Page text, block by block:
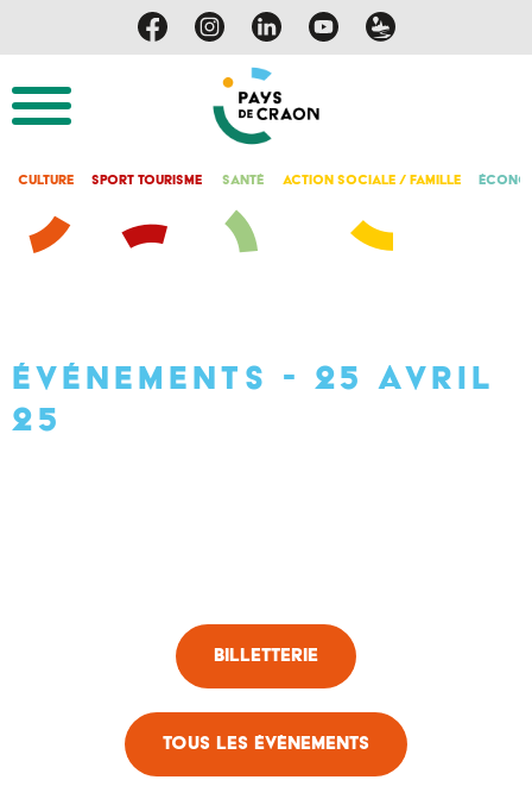
Culture Sport Tourisme Santé Action Sociale / Famille
Événements - 25 avril
25
Billetterie
Tous les évènements